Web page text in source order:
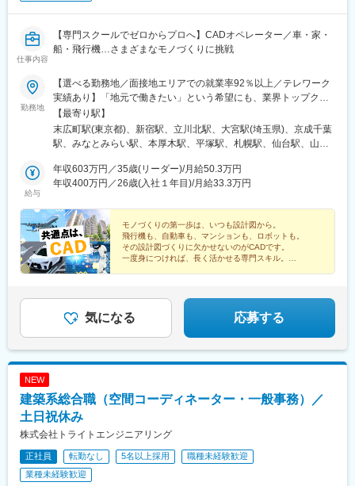
天町駅、京都駅、竹田駅(京都府)、山科駅、四条駅(京都市営)、烏
丸駅、三宮駅(神戸新交通)、三ノ宮駅、尼崎駅(東海道本線)、新長
大曽根駅、伏見駅(愛知県)、刈谷駅、豊橋駅、千種駅、近鉄名古屋
駅、藤が丘駅(愛知県)、鶴舞駅、上飯田駅、赤池駅(愛知県)、矢場
町駅、上小田井駅、久屋大通駅、尾張一宮駅、星ケ丘駅(愛知県)、
高蔵寺駅、上前津駅、今池駅(愛知県)、岡崎駅、名古屋城駅、丸の
内駅(愛知県)、八事駅、春日井駅(名鉄線)、栄町駅(愛知県)、東岡
崎駅、名鉄一宮駅、静岡駅、三島駅、浜松駅、沼津駅、草薙駅(東
海道本線)、大垣駅、名鉄岐阜駅、多治見駅、穂積駅、近鉄四日市
駅、津駅、桑名駅、近鉄富田駅、白子駅、宇都宮駅、小山駅、栃
木駅、佐野駅、守谷駅、取手駅、水戸駅、つくば駅、土浦駅、古
太田駅(群馬県)、館林駅、桐生駅、渋川駅、茨木駅、谷町四丁目
駅、枚方市駅、北新地駅、三国ケ丘駅(大阪府)、南森町駅、森ノ宮
駅、谷町九丁目駅、堺東駅、桃谷駅、肥後橋駅、十三駅、吹田駅
(東海道本線)、西中島南方駅、辻堂駅、平塚駅、京急川崎駅、鎌倉
駅、出町柳駅、近鉄丹波橋駅、祇園四条駅、京都河原町駅、丹波
駅、桂駅、桂川駅(京都府)、長岡京駅、大久保駅(京都府)、新田辺
駅、宇治駅(奈良線)、北大路駅、三条駅(京都府)、長岡天神駅、神
戸駅(兵庫県)、宝塚駅、塚口駅(阪急線)、住吉駅(兵庫県・東海
道)、姫路駅、明石駅、川西能勢口駅、元町駅(兵庫県)、西宮北口
駅、西宮駅、芦屋駅(東海道本線)、園田駅、伊丹駅(福知山線)、垂
東駅、掛川駅、新浜松駅、清水駅(静岡県)、東静岡駅、焼津駅、富
士駅、西岐阜駅、津新町駅、高崎問屋町駅、工機前駅、勝田駅、
龍ケ崎市駅、那須塩原駅、九段下駅、日本橋駅(東京都)、田町駅
(東京都)、神田駅(東京都)、御茶ノ水駅、新宿三丁目駅、新宿西口
駅、牛田駅(東京都)、京橋駅(東京都)、西早稲田駅、高輪ゲートウ
ェイ駅、汐留駅、とうきょうスカイツリー駅、岩本町駅、蓮沼
駅、京成上野駅、代々木八幡駅、浜松町駅、日比谷駅、井の頭公
仕事内容
【専門スクールでゼロからプロへ】CADオペレーター／車・家・
船・飛行機…さまざまなモノづくりに挑戦
勤務地
【選べる勤務地／面接地エリアでの就業率92％以上／テレワーク
実績あり】「地元で働きたい」という希望にも、業界トップクラ
スの取引事業所数約7,000件&プロジェクト数80,000件の中から検
討します。⇒勤務地は北海道・東北・北陸・関東・東海・関西・
中国・四国・九州の各都道府県のプロジェクト先※U・Iターン歓迎
プロジェクトによって変動）※寮／社宅制度など福利厚生も充実で
す※最終的な就業先は、希望・スキル・経験を考慮し決定します※
【勤務先企業例】◎自動車・自動車部品トヨタ自動車／日産自動
車／本田技研工業／デンソー／アイシン◎情報端末・家電日立製
作所／東芝／三菱電機／パナソニック／富士通◎航空・宇宙IHI／
三菱重工業／川崎重工業
【最寄り駅】
末広町駅(東京都)、新宿駅、立川北駅、大宮駅(埼玉県)、京成千葉
駅、みなとみらい駅、本厚木駅、平塚駅、札幌駅、仙台駅、山形
駅、沼津駅、浜松駅、豊田市駅、近鉄名古屋駅、東岡崎駅、あす
なろう四日市駅、岐阜駅、富山駅、北鉄金沢駅、草津駅(滋賀県)、
前駅、紙屋町西駅、新山口駅、薬院駅、平和通駅、めがね橋駅、
水道町駅、郡山駅(福島県)、甲府駅、盛岡駅、大街道駅、新潟駅、
天文館通駅、東京駅、神田駅(東京都)、三鷹駅、赤坂駅(東京都)、
東池袋駅、茅場町駅、六本木駅、東新宿駅、池袋駅、日本橋駅(東
京都)、錦糸町駅、目黒駅、渋谷駅、品川駅、神谷町駅、大塚駅(東
都)、八丁堀駅(東京都)、有楽町駅、蒲田駅、中野坂上駅、東京テ
レポート駅、豊洲駅、御茶ノ水駅、五反田駅、飯田橋駅、恵比寿
駅、湘南台駅、天王町駅、武蔵小杉駅、南橋本駅、桜木町駅、南
林間駅、鶴見駅、新川崎駅、武蔵新城駅、小田原駅、善行駅、天
空橋駅、ＹＲＰ野比駅、新百合ケ丘駅、相原駅、京急新子安駅、
張駅、船橋駅、柏駅、八千代台駅、八幡宿駅、土気駅、蘇我駅、
木更津駅、千葉みなと駅、新習志野駅、佐倉駅、松戸駅、西船橋
給与
年収603万円／35歳(リーダー)/月給50.3万円
年収400万円／26歳(入社１年目)/月給33.3万円
モノづくりの第一歩は、いつも設計図から。
飛行機も、自動車も、マンションも、ロボットも。
その設計図づくりに欠かせないのがCADです。
一度身につければ、長く活かせる専門スキル。
気になる 応募する
NEW
建築系総合職（空間コーディネーター・一般事務）／
土日祝休み
株式会社トライトエンジニアリング
正社員 転勤なし 5名以上採用
職種未経験歓迎
業種未経験歓迎